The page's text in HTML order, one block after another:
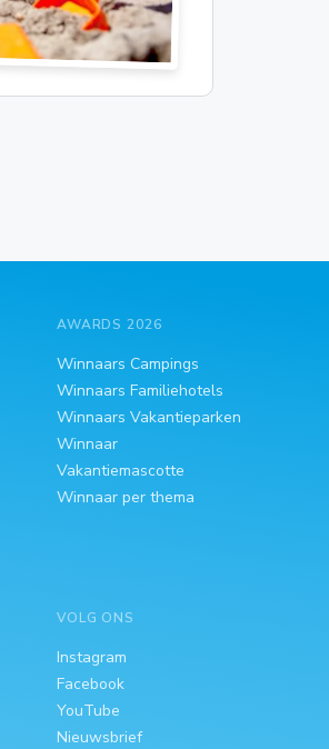
AWARDS 2026
Winnaars Campings
Winnaars Familiehotels
Winnaars Vakantieparken
Winnaar
Vakantiemascotte
Winnaar per thema
VOLG ONS
Instagram
Facebook
YouTube
Nieuwsbrief